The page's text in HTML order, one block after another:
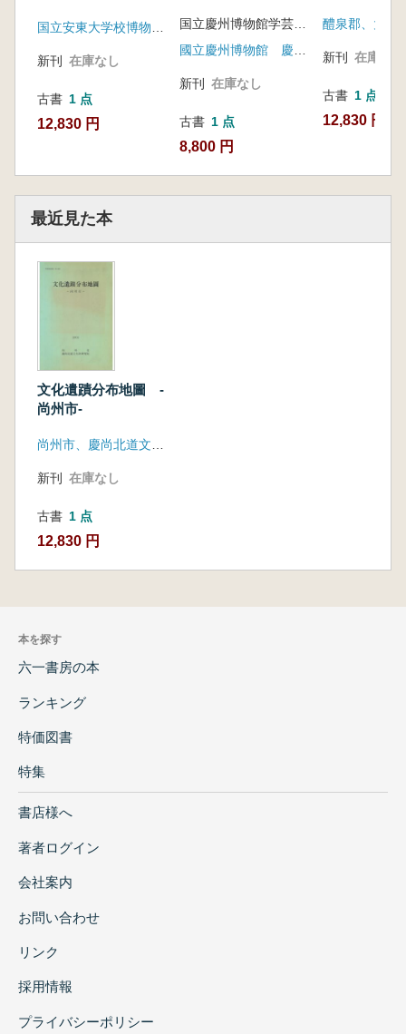
新刊 在庫なし
古書 1 点
12,830 円
国立慶州博物館学芸研究室 編
國立慶州博物館 慶州市
新刊 在庫なし
古書 1 点
8,800 円
新刊 在庫なし
古書 1 点
12,830 円
最近見た本
文化遺蹟分布地圖 -
尚州市-
新刊 在庫なし
古書 1 点
12,830 円
本を探す
六一書房の本
ランキング
特価図書
特集
書店様へ
著者ログイン
会社案内
お問い合わせ
リンク
採用情報
プライバシーポリシー